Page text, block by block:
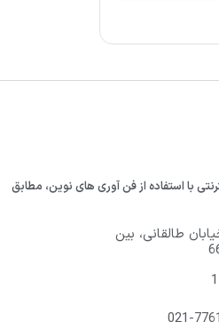
با استفاده از فن آوری های نوین، مطابق
طالقانی، بین
021-